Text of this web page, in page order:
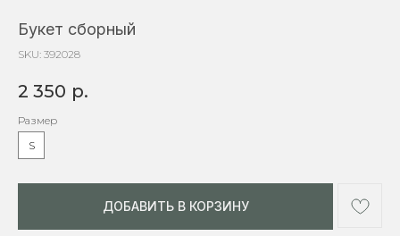
Букет сборный
SKU: 392028
2 350 р.
Размер
S
ДОБАВИТЬ В КОРЗИНУ